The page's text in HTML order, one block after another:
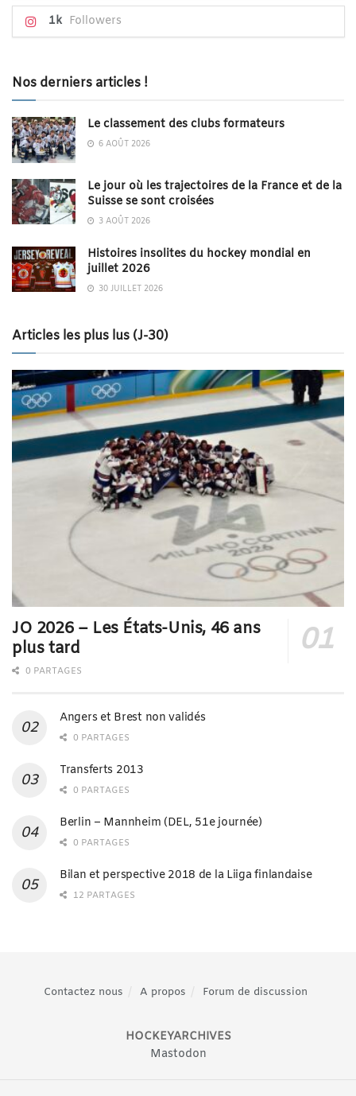
1k Followers
Nos derniers articles !
Le classement des clubs formateurs
6 AOÛT 2026
Le jour où les trajectoires de la France et de la
Suisse se sont croisées
3 AOÛT 2026
Histoires insolites du hockey mondial en
juillet 2026
30 JUILLET 2026
Articles les plus lus (J-30)
JO 2026 – Les États-Unis, 46 ans
plus tard
0 PARTAGES
Angers et Brest non validés
0 PARTAGES
Transferts 2013
0 PARTAGES
Berlin – Mannheim (DEL, 51e journée)
0 PARTAGES
Bilan et perspective 2018 de la Liiga finlandaise
12 PARTAGES
Contactez nous A propos Forum de discussion
HOCKEYARCHIVES
Mastodon